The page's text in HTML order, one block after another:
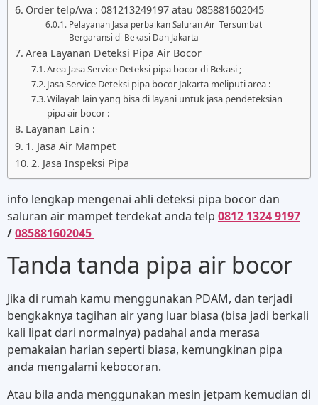
Order telp/wa : 081213249197 atau 085881602045
Pelayanan Jasa perbaikan Saluran Air Tersumbat
Bergaransi di Bekasi Dan Jakarta
Area Layanan Deteksi Pipa Air Bocor
Area Jasa Service Deteksi pipa bocor di Bekasi ;
Jasa Service Deteksi pipa bocor Jakarta meliputi area :
Wilayah lain yang bisa di layani untuk jasa pendeteksian
pipa air bocor :
Layanan Lain :
1. Jasa Air Mampet
2. Jasa Inspeksi Pipa
info lengkap mengenai ahli deteksi pipa bocor dan
saluran air mampet terdekat anda telp 0812 1324 9197
/085881602045
Tanda tanda pipa air bocor
Jika di rumah kamu menggunakan PDAM, dan terjadi
bengkaknya tagihan air yang luar biasa (bisa jadi berkali
kali lipat dari normalnya) padahal anda merasa
pemakaian harian seperti biasa, kemungkinan pipa
anda mengalami kebocoran.
Atau bila anda menggunakan mesin jetpam kemudian di